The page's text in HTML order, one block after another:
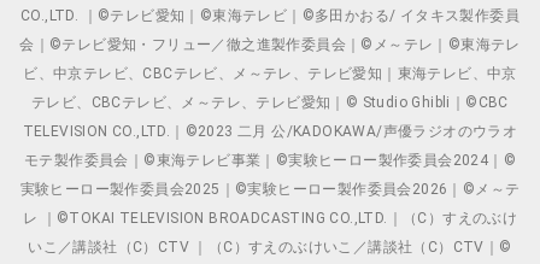
CO.,LTD. ｜©テレビ愛知｜©東海テレビ｜©多田かおる/ イタキス製作委員
会｜©テレビ愛知・フリュー／徹之進製作委員会｜©メ～テレ｜©東海テレ
ビ、中京テレビ、CBCテレビ、メ～テレ、テレビ愛知｜東海テレビ、中京
テレビ、CBCテレビ、メ～テレ、テレビ愛知｜© Studio Ghibli｜©CBC
TELEVISION CO.,LTD.｜©2023 二月 公/KADOKAWA/声優ラジオのウラオ
モテ製作委員会｜©東海テレビ事業｜©実験ヒーロー製作委員会2024｜©
実験ヒーロー製作委員会2025｜©実験ヒーロー製作委員会2026｜©メ～テ
レ ｜©TOKAI TELEVISION BROADCASTING CO.,LTD.｜（C）すえのぶけ
いこ／講談社（C）CTV ｜（C）すえのぶけいこ／講談社（C）CTV｜©